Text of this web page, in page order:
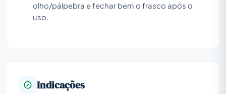
olho/pálpebra e fechar bem o frasco após o
uso.
Indicações